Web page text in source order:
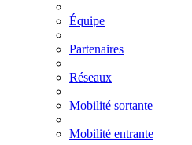
Équipe
Partenaires
Réseaux
Mobilité sortante
Mobilité entrante